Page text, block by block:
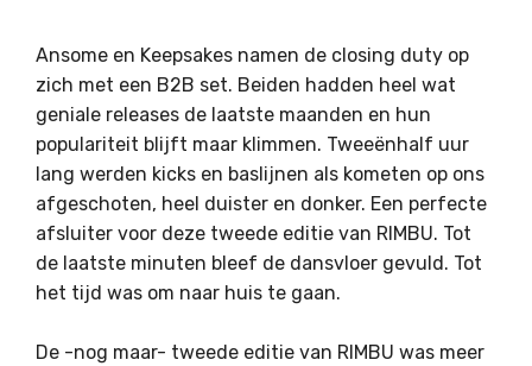
Ansome en Keepsakes namen de closing duty op
zich met een B2B set. Beiden hadden heel wat
geniale releases de laatste maanden en hun
populariteit blijft maar klimmen. Tweeënhalf uur
lang werden kicks en baslijnen als kometen op ons
afgeschoten, heel duister en donker. Een perfecte
afsluiter voor deze tweede editie van RIMBU. Tot
de laatste minuten bleef de dansvloer gevuld. Tot
het tijd was om naar huis te gaan.
De -nog maar- tweede editie van RIMBU was meer